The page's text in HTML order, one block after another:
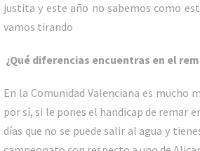
justita y este año no sabemos como
vamos tirando
¿Qué diferencias encuentras en el
En la Comunidad Valenciana es mucho
por sí, si le pones el handicap de remar
días que no se puede salir al agua y